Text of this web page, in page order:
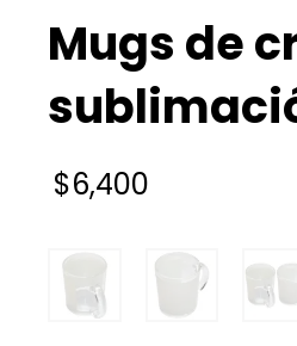
Mugs de
$6,400